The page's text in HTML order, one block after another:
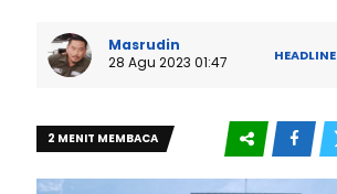
Masrudin
28 Agu 2023 01:47
HEADLINE
2 MENIT MEMBACA